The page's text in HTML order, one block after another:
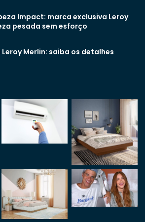
Impact: marca exclusiva Leroy
pesada sem esforço
Merlin: saiba os detalhes